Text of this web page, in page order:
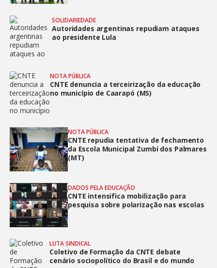
SOLIDARIEDADE
Autoridades argentinas repudiam ataques
ao presidente Lula
NOTA PÚBLICA
CNTE denuncia a terceirização da educação
no município de Caarapó (MS)
NOTA PÚBLICA
CNTE repudia tentativa de fechamento
da Escola Municipal Zumbi dos Palmares
(MT)
DADOS PELA EDUCAÇÃO
CNTE intensifica mobilização para
pesquisa sobre polarização nas escolas
LUTA SINDICAL
Coletivo de Formação da CNTE debate
cenário sociopolítico do Brasil e do mundo